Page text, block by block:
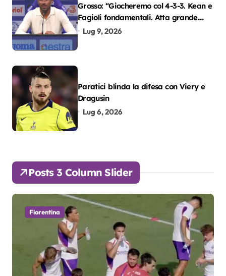
Grosso: “Giocheremo col 4-3-3. Kean e
Fagioli fondamentali. Atta grande
colpo”
Lug 9, 2026
Paratici blinda la difesa con Viery e
Dragusin
Lug 6, 2026
Posts 3 Column Slider
Fiorentina